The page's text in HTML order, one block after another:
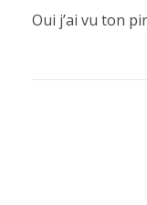
Oui j’ai vu ton